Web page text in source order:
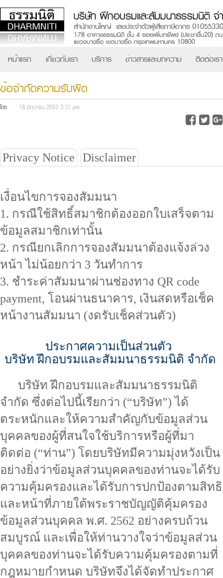
หน้าแรก เกี่ยวกับเรา บริการ ข่าวสารและบทความ ติดต่อเรา
ข้อจำกัดความรับผิด
โดย 18 มิถุนายน 2553 2:31 pm
Privacy Notice Disclaimer
เงื่อนไขการจองสัมมนา
1. กรณีใช้สิทธิ์สมาชิกต้องออกใบเสร็จตาม
ข้อมูลสมาชิกเท่านั้น
2. กรณียกเลิกการจองสัมมนาต้องแจ้งล่วง
หน้า ไม่น้อยกว่า 3 วันทำการ
3. ชำระค่าสัมมนาผ่านช่องทาง QR code
payment, โอนผ่านธนาคาร, เงินสดหรือเช็ค
หน้างานสัมมนา (งดรับเช็คส่วนตัว)
ประกาศความเป็นส่วนตัว
บริษัท ฝึกอบรมและสัมมนาธรรมนิติ จำกัด
บริษัท ฝึกอบรมและสัมมนาธรรมนิติ
จำกัด ซึ่งต่อไปนี้เรียกว่า (“บริษัท”) ได้
ตระหนักและให้ความสำคัญกับข้อมูลส่วน
บุคคลของผู้ที่สนใจใช้บริการหรือผู้ที่มา
ติดต่อ (“ท่าน”) โดยบริษัทมีความมุ่งหวังเป็น
อย่างยิ่งว่าข้อมูลส่วนบุคคลของท่านจะได้รับ
ความคุ้มครองและได้รับการปกป้องตามสิทธิ
และหน้าที่ภายใต้พระราชบัญญัติคุ้มครอง
ข้อมูลส่วนบุคคล พ.ศ. 2562 อย่างครบถ้วน
สมบูรณ์ และเพื่อให้ท่านวางใจว่าข้อมูลส่วน
บุคคลของท่านจะได้รับความคุ้มครองตามที่
กฎหมายกำหนด บริษัทจึงได้จัดทำประกาศ